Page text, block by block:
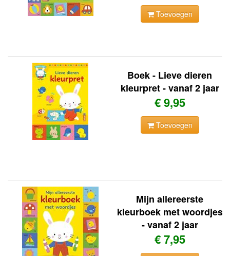
Toevoegen
Boek - Lieve dieren
kleurpret - vanaf 2 jaar
€ 9,95
Toevoegen
Mijn allereerste
kleurboek met woordjes
- vanaf 2 jaar
€ 7,95